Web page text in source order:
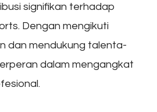
signifikan terhadap
Dengan mengikuti
dan mendukung talenta-
dalam mengangkat